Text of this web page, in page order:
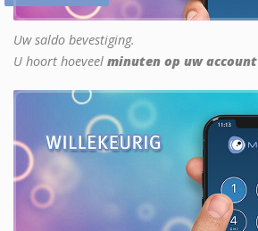
Uw saldo bevestiging.
U hoort hoeveel minuten op uw account